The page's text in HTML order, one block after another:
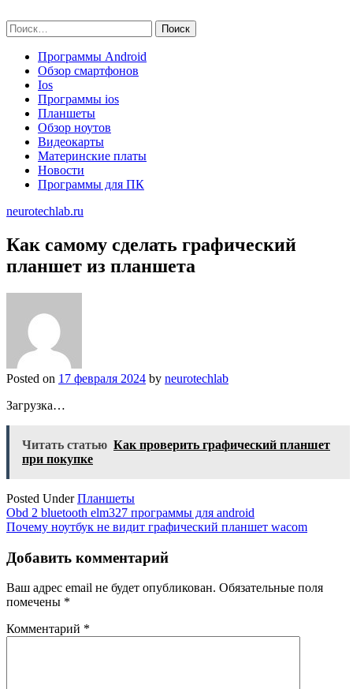
to
content
Найти:
Программы Android
Обзор смартфонов
Ios
Программы ios
Планшеты
Обзор ноутов
Видеокарты
Материнские платы
Новости
Программы для ПК
neurotechlab.ru
Как самому сделать графический
планшет из планшета
Posted on 17 февраля 2024 by neurotechlab
Загрузка…
Читать статью Как проверить графический планшет
при покупке
Posted UnderПланшеты
Навигация
по
записям
Obd 2 bluetooth elm327 программы для android
Почему ноутбук не видит графический планшет wacom
Добавить комментарий
Ваш адрес email не будет опубликован. Обязательные поля
помечены *
Комментарий *